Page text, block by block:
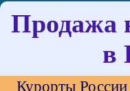
Продажа
в
Курорты России